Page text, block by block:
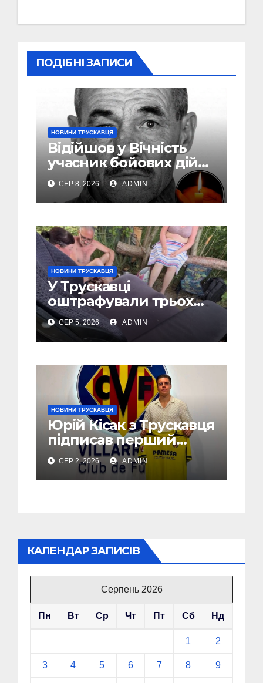
ПОДІБНІ ЗАПИСИ
НОВИНИ ТРУСКАВЦЯ
Відійшов у Вічність
учасник бойових дій
Василь Іваникович зі
Станилі
СЕР 8, 2026 ADMIN
НОВИНИ ТРУСКАВЦЯ
У Трускавці
оштрафували трьох
відпочивальників за
російську музику
(Відео)
СЕР 5, 2026 ADMIN
НОВИНИ ТРУСКАВЦЯ
Юрій Кісак з Трускавця
підписав перший
професійний контракт
з Villarreal CF (Фото,
Відео)
СЕР 2, 2026 ADMIN
КАЛЕНДАР ЗАПИСІВ
Серпень 2026
Пн Вт Ср Чт Пт Сб Нд
1 2
3 4 5 6 7 8 9